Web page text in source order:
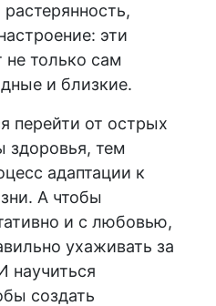
эти
не только сам
и близкие.
перейти от острых
здоровья, тем
адаптации к
А чтобы
и с любовью,
ухаживать за
создать